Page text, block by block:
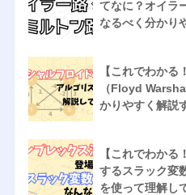
てなに？オイラ
なるべく分かり
【これでわか
（Floyd
かりやすく解説
【これでわか
するスラック変
を使って理解し